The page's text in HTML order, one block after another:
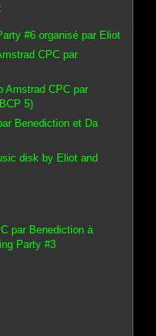
#6 organisé par Eliot
CPC par
Amstrad CPC par
5)
Benediction et Da
disk by Eliot and
par Benediction à
Party #3